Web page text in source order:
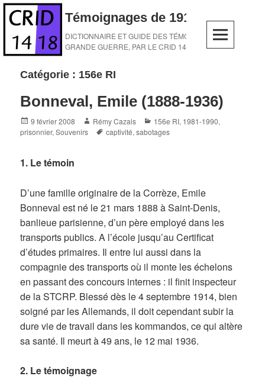
Skip
content
Témoignages de 1914-1918
DICTIONNAIRE ET GUIDE DES TÉMOINS DE LA
GRANDE GUERRE, PAR LE CRID 14-18
Catégorie : 156e RI
Bonneval, Emile (1888-1936)
Posted
on
9 février 2008 Author
Rémy Cazals Categories
156e RI, 1981-1990,
prisonnier,Souvenirs Tags
captivité,sabotages
1. Le témoin
D’une famille originaire de la Corrèze, Emile
Bonneval est né le 21 mars 1888 à Saint-Denis,
banlieue parisienne, d’un père employé dans les
transports publics. A l’école jusqu’au Certificat
d’études primaires. Il entre lui aussi dans la
compagnie des transports où il monte les échelons
en passant des concours internes : il finit inspecteur
de la STCRP. Blessé dès le 4 septembre 1914, bien
soigné par les Allemands, il doit cependant subir la
dure vie de travail dans les kommandos, ce qui altère
sa santé. Il meurt à 49 ans, le 12 mai 1936.
2. Le témoignage